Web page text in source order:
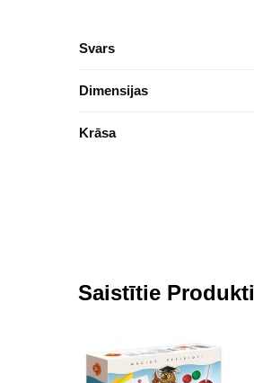
Svars
Dimensijas
Krāsa
Saistītie Produkti